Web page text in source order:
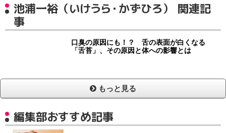
池浦一裕（いけうら・かずひろ） 関連記
事
口臭の原因にも！？ 舌の表面が白くなる
「舌苔」、その原因と体への影響とは
もっと見る
編集部おすすめ記事